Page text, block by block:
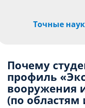
Точные
Почему
профиль
вооружения
(по